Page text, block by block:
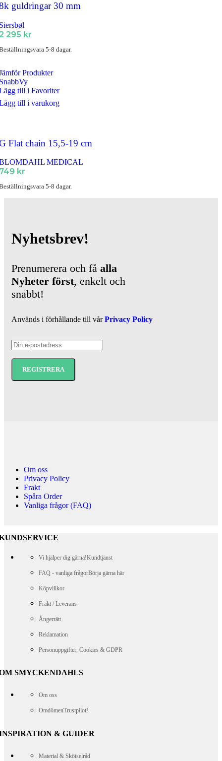
guldringar 30 mm
295 kr
5-8 dagar.
Produkter
till i Favoriter
till i varukorg
Flat chain 15,5-19 cm
MEDICAL
kr
5-8 dagar.
Nyhetsbrev!
Prenumerera och få alla
Nyheter först, enkelt och
snabbt!
Används i förhållande till vårPrivacy Policy
Om oss
Privacy Policy
Frakt
Spåra Order
Vanliga frågor (FAQ)
Vi hjälper dig gärna!Kundtjänst
FAQ - vanliga frågorBörja gärna här
Köpvillkor
Frakt / Leverans
Ångerrätt
Reklamation
Personuppgifter, Cookies & GDPR
SMYCKENDAHLS
Om oss
OmdömenTrustpilot!
& GUIDER
Material & Skötselråd